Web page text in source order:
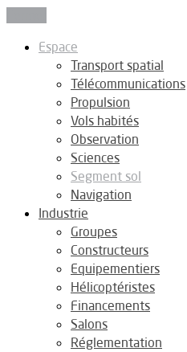
Espace
Transport spatial
Télécommunications
Propulsion
Vols habités
Observation
Sciences
Segment sol
Navigation
Industrie
Groupes
Constructeurs
Equipementiers
Hélicoptéristes
Financements
Salons
Réglementation